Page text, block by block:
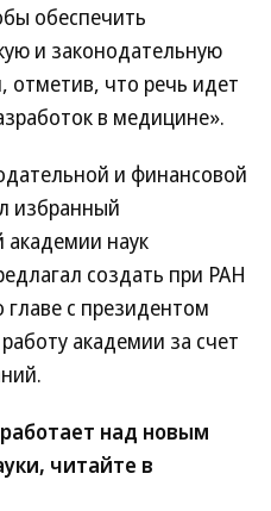
обеспечить
и законодательную
что речь идет
в медицине».
и финансовой
избранный
академии наук
создать при РАН
главе с президентом
академии за счет
над новым
читайте в